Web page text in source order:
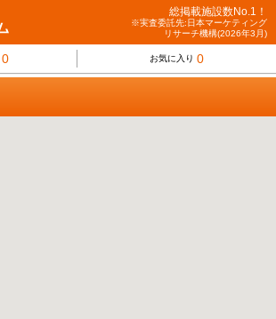
総掲載施設数No.1！
※実査委託先:日本マーケティング
リサーチ機構(2026年3月)
0 お気に入り 0